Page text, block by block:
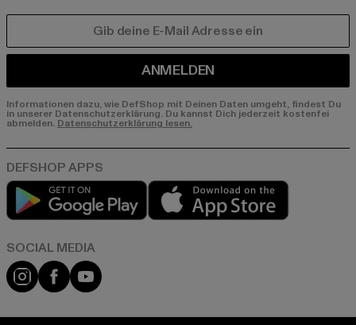
ANMELDEN
Informationen dazu, wie DefShop mit Deinen Daten umgeht, findest Du
in unserer Datenschutzerklärung. Du kannst Dich jederzeit kostenfei
abmelden. Datenschutzerklärung lesen.
Play market
Instagram
FacebookYouTube